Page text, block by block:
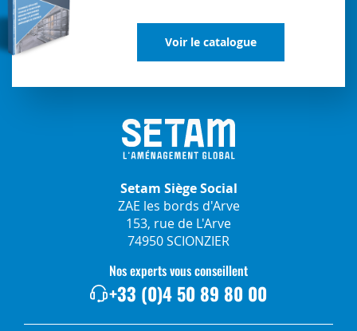
Voir le catalogue
Setam Siège Social
ZAE les bords d'Arve
153, rue de L'Arve
74950 SCIONZIER
Nos experts vous conseillent
+33 (0)4 50 89 80 00